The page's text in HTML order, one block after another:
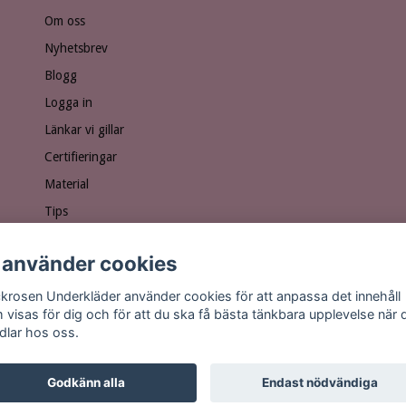
Om oss
Nyhetsbrev
Blogg
Logga in
Länkar vi gillar
Certifieringar
Material
Tips
Personuppgiftspolicy
Vanliga frågor
cookies
Underkläder använder cookies för att anpassa det innehåll
visas för dig och för att du ska få bästa tänkbara upplevelse när
hos oss.
Godkänn alla Endast nödvändiga